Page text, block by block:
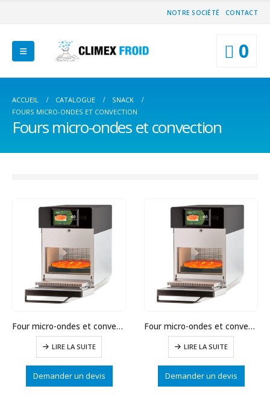
NOTRE SOCIÉTÉ CONTACT
0
ACCUEIL CATALOGUE
SNACK
FOURS MICRO-ONDES ET CONVECTION
Fours micro-ondes et convection
Four micro-ondes et convection 2kW inox
LIRE LA SUITE
Demander un devis
Four micro-ondes et convection 1kW inox
LIRE LA SUITE
Demander un devis